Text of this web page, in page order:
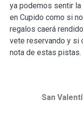
ya podemos sentir la
en Cupido como si
regalos caerá
vete reservando y si
nota de estas pistas.
San